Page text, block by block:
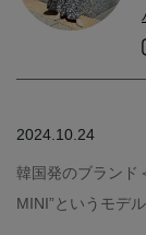
2024.10.24
韓国発のブランド
MINI”というモデ